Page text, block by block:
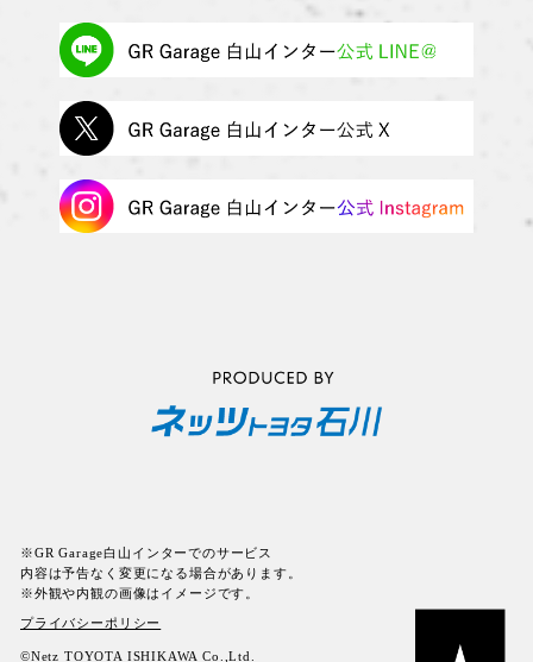
※GR Garage白山インターでのサービス
内容は予告なく変更になる場合があります。
※外観や内観の画像はイメージです。
プライバシーポリシー
©Netz TOYOTA ISHIKAWA Co.,Ltd.